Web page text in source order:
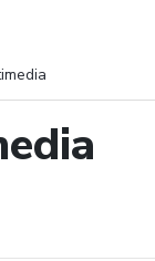
de búsqueda